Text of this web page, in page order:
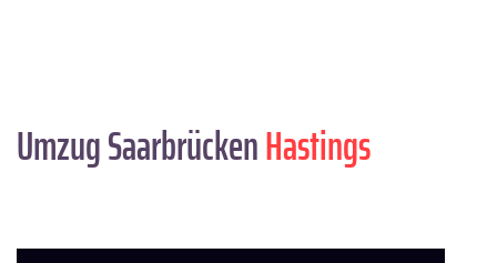
Umzug SaarbrückenHastings